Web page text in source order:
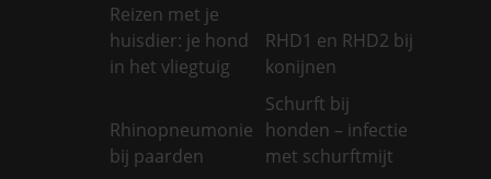
Reizen met je
huisdier: je hond
in het vliegtuig
RHD1 en RHD2 bij
konijnen
Rhinopneumonie
bij paarden
Schurft bij
honden – infectie
met schurftmijt